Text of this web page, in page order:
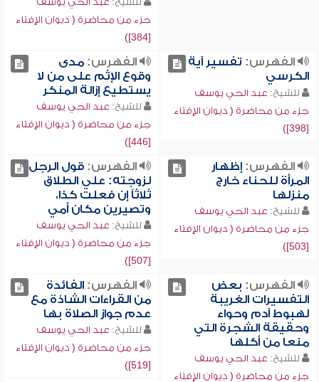
جزء من محاضرة ( ديوان الإفتاء
[384])
الفهرس: تفسير آية
الكرسي
للشيخ: عبد الحي يوسف
جزء من محاضرة ( ديوان الإفتاء
[398])
الفهرس:مدى
وقوع الإثم على من لا
يستطيع إزالة المنكر
للشيخ: عبد الحي يوسف
جزء من محاضرة ( ديوان الإفتاء
[446])
الفهرس:إظهار
المرأة للحناء خارج
منزلها
للشيخ: عبد الحي يوسف
جزء من محاضرة ( ديوان الإفتاء
[503])
الفهرس:قول الرجل
لزوجته: علي الطلاق
ثلاثاً إن فعلت كذا،
وتصيرين مكان أمي
للشيخ: عبد الحي يوسف
جزء من محاضرة ( ديوان الإفتاء
[507])
الفهرس: بعض
التفسيرات الغريبة
لهبوط آدم وحواء
وحقيقة الشجرة التي
منعا من أكلها
للشيخ: عبد الحي يوسف
جزء من محاضرة ( ديوان الإفتاء
الفهرس:الفائدة
من القراءات الشاذة مع
عدم جواز الصلاة بها
للشيخ: عبد الحي يوسف
جزء من محاضرة ( ديوان الإفتاء
[519])